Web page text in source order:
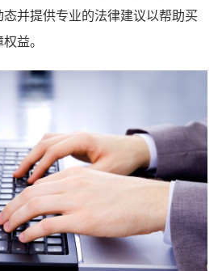
并提供专业的法律建议以帮助买
益。